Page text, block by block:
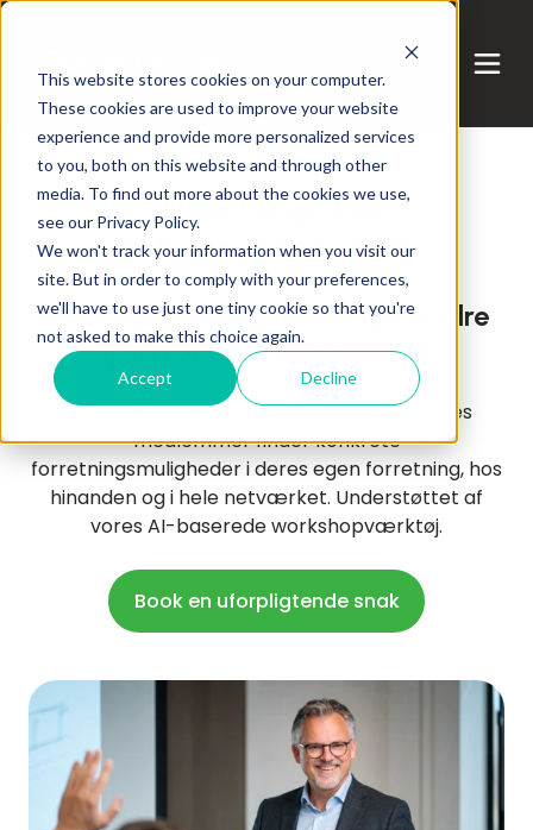
This website stores cookies on your computer.
These cookies are used to improve your website
experience and provide more personalized services
to you, both on this website and through other
media. To find out more about the cookies we use,
see our Privacy Policy.
We won't track your information when you visit our
site. But in order to comply with your preferences,
we'll have to use just one tiny cookie so that you're
not asked to make this choice again.
Accept Decline
Workshop for
erhvervsnetværk
Mere tid, mere omsætning, mindre
spild for jeres medlemmer.
En halv dags faciliteret workshop, hvor jeres
medlemmer finder konkrete
forretningsmuligheder i deres egen forretning, hos
hinanden og i hele netværket. Understøttet af
vores AI-baserede workshopværktøj.
Book en uforpligtende snak